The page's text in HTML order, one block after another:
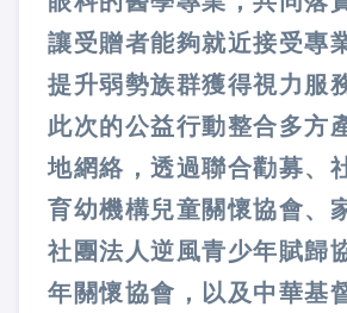
讓受贈者能夠就近接受專
提升弱勢族群獲得視力服
此次的公益行動整合多方
地網絡，透過聯合勸募、
育幼機構兒童關懷協會、
社團法人逆風青少年賦歸
年關懷協會，以及中華基